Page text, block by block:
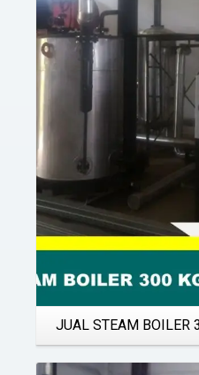
JUAL STEAM BOILER